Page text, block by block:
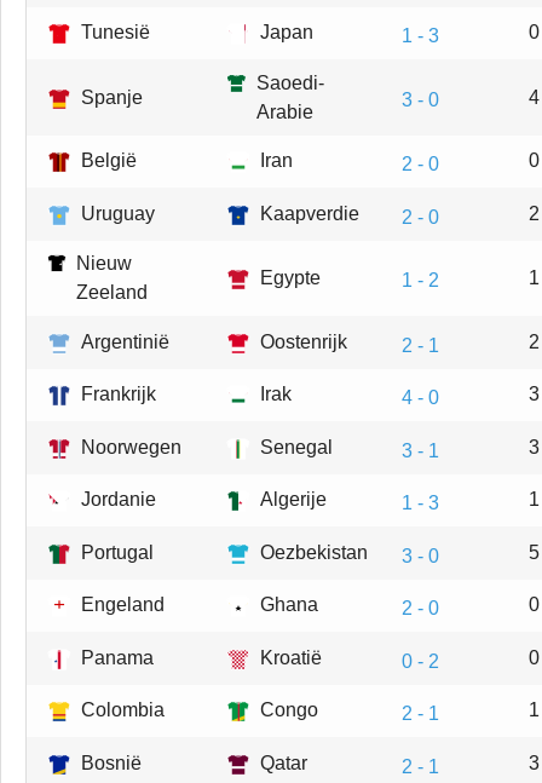
Tunesië Japan 1 - 3
Spanje
Saoedi-
Arabie
3 - 0
België Iran 2 - 0
Uruguay Kaapverdie 2 - 0
Nieuw
Zeeland
Egypte 1 - 2
Argentinië Oostenrijk 2 - 1
Frankrijk Irak 4 - 0
Noorwegen Senegal 3 - 1
Jordanie Algerije 1 - 3
Portugal Oezbekistan 3 - 0
Engeland Ghana 2 - 0
Panama Kroatië 0 - 2
Colombia Congo 2 - 1
Bosnië Qatar 2 - 1